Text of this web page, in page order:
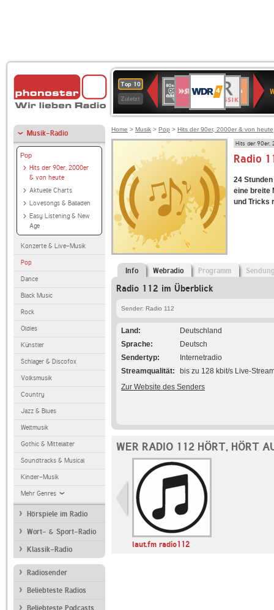
Top 10
Zuletzt
Deutschlandfunk
80er
90er
OLDIE
ANTENNE
4
KLASSIK
Kultur
Kultur
2
Musik-Radio
Pop
Hits der 90er, 2000er
& von heute
Aktuelle Charts
Lovesongs & Balladen
Easy Listening & New
Age
Konzerte & Live-Musik
Pop
Dance
Black Music
Rock
Oldies
Künstler
Schlager & Discofox
Volksmusik
Country
Jazz & Blues
Weltmusik
Gothic & Mittelalter
Soundtracks & Musical
Kinder-Musik
Mehr Genres
Hörspiele im Radio
Wort- & Sport-Radio
Klassik-Radio
Radiosender
Beliebteste Radios
Beliebteste Podcasts
Home > Musik > Pop > Hits der 90er, 2000er & von heute
Hits der 90er,
Radio
24
eine breite
und Tricks
Info Webradio Programm
Radio 112 im Überblick
Sender: Radio 112
Land
Deutschland
Sprache
Deutsch
Sendertyp
Internetradio
Streamqualität
bis zu 128 kbit/s Live-
Zur Website des Senders
WER RADIO 112 HÖRT, HÖRT
laut.fm radio112